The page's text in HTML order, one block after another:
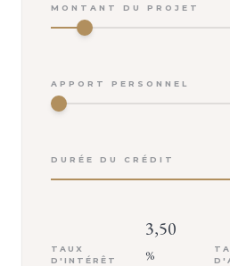
MONTANT DU PROJET
APPORT PERSONNEL
DURÉE DU CRÉDIT
TAUX
D'INTÉRÊT
3,50
%